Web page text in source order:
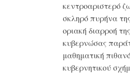
κεντροαριστερό
σκληρό πυρήνα
οριακή διαρροή
κυβερνώσας
μαθηματική
κυβερνητικού